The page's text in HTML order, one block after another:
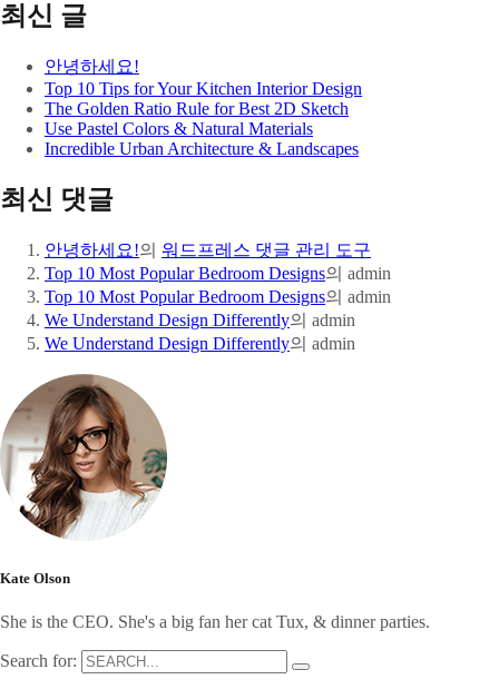
최신 글
안녕하세요!
Top 10 Tips for Your Kitchen Interior Design
The Golden Ratio Rule for Best 2D Sketch
Use Pastel Colors & Natural Materials
Incredible Urban Architecture & Landscapes
최신 댓글
안녕하세요!의 워드프레스 댓글 관리 도구
Top 10 Most Popular Bedroom Designs의 admin
Top 10 Most Popular Bedroom Designs의 admin
We Understand Design Differently의 admin
We Understand Design Differently의 admin
Kate Olson
She is the CEO. She's a big fan her cat Tux, & dinner parties.
Search for: